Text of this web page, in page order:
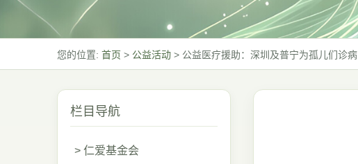
您的位置: 首页 > 公益活动 > 公益医疗援助：深圳及普宁为孤儿们诊病
栏目导航
> 仁爱基金会